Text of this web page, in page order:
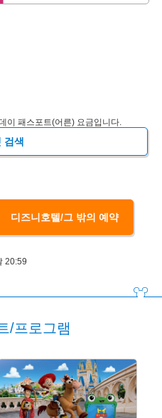
이 패스포트(어른) 요금입니다.
검색
디즈니호텔/그 밖의 예약
20:59
/프로그램